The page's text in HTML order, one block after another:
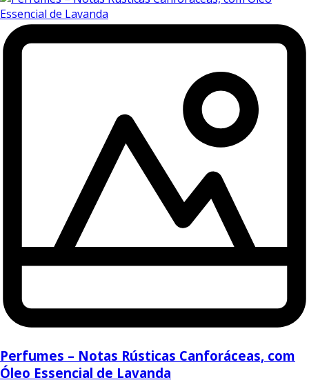
Perfumes – Notas Rústicas Canforáceas, com
Óleo Essencial de Lavanda